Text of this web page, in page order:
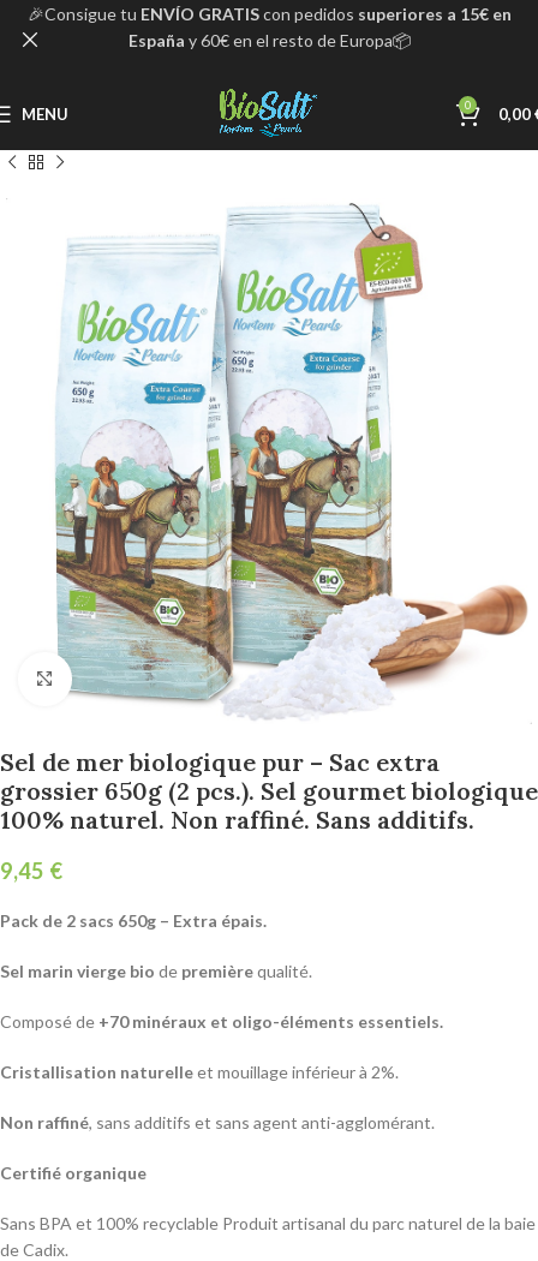
MENU 0 0,00
Click to enlarge
Sel de mer biologique pur – Sac extra
grossier 650g (2 pcs.). Sel gourmet biologique
100% naturel. Non raffiné. Sans additifs.
€
Pack de 2 sacs 650g – Extra épais.
Sel marin vierge bio de premièrequalité.
Composé de +70 minéraux et oligo-éléments essentiels.
Cristallisation naturelleet mouillage inférieur à 2%.
Non raffiné, sans additifs et sans agent anti-agglomérant.
Certifié organique
Sans BPA et 100% recyclable Produit artisanal du parc naturel de la baie
de Cadix.
🎉Consigue tu ENVÍO GRATIScon pedidos superiores a 15€ en
España y 60€ en el resto de Europa📦